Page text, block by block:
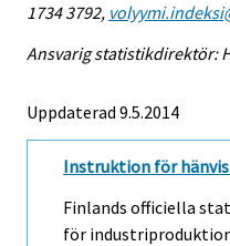
1734 3792,
Ansvarig statistikdirektör:
Uppdaterad 9.5.2014
Instruktion för
Finlands officiella
för